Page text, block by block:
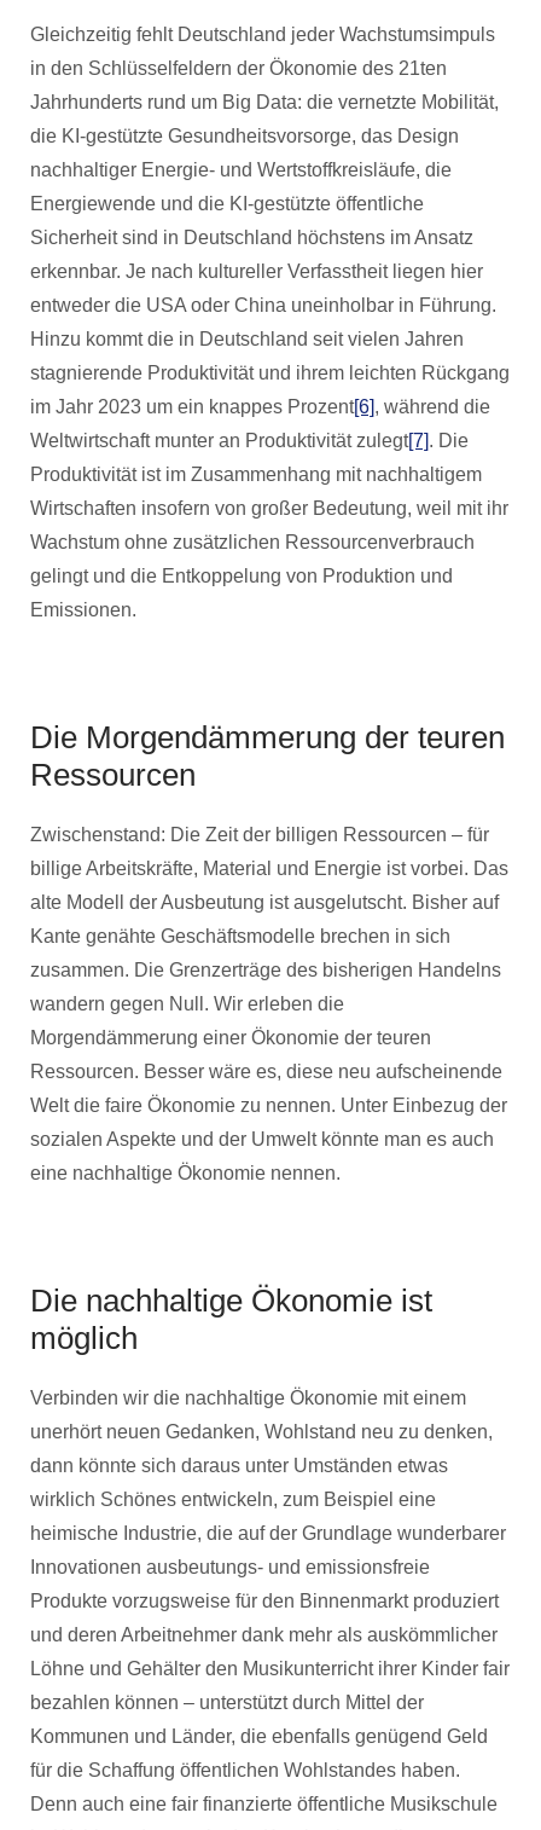
Gleichzeitig fehlt Deutschland jeder Wachstumsimpuls
in den Schlüsselfeldern der Ökonomie des 21ten
Jahrhunderts rund um Big Data: die vernetzte Mobilität,
die KI-gestützte Gesundheitsvorsorge, das Design
nachhaltiger Energie- und Wertstoffkreisläufe, die
Energiewende und die KI-gestützte öffentliche
Sicherheit sind in Deutschland höchstens im Ansatz
erkennbar. Je nach kultureller Verfasstheit liegen hier
entweder die USA oder China uneinholbar in Führung.
Hinzu kommt die in Deutschland seit vielen Jahren
stagnierende Produktivität und ihrem leichten Rückgang
im Jahr 2023 um ein knappes Prozent[6], während die
Weltwirtschaft munter an Produktivität zulegt[7]. Die
Produktivität ist im Zusammenhang mit nachhaltigem
Wirtschaften insofern von großer Bedeutung, weil mit ihr
Wachstum ohne zusätzlichen Ressourcenverbrauch
gelingt und die Entkoppelung von Produktion und
Emissionen.
Die Morgendämmerung der teuren
Ressourcen
Zwischenstand: Die Zeit der billigen Ressourcen – für
billige Arbeitskräfte, Material und Energie ist vorbei. Das
alte Modell der Ausbeutung ist ausgelutscht. Bisher auf
Kante genähte Geschäftsmodelle brechen in sich
zusammen. Die Grenzerträge des bisherigen Handelns
wandern gegen Null. Wir erleben die
Morgendämmerung einer Ökonomie der teuren
Ressourcen. Besser wäre es, diese neu aufscheinende
Welt die faire Ökonomie zu nennen. Unter Einbezug der
sozialen Aspekte und der Umwelt könnte man es auch
eine nachhaltige Ökonomie nennen.
Die nachhaltige Ökonomie ist
möglich
Verbinden wir die nachhaltige Ökonomie mit einem
unerhört neuen Gedanken, Wohlstand neu zu denken,
dann könnte sich daraus unter Umständen etwas
wirklich Schönes entwickeln, zum Beispiel eine
heimische Industrie, die auf der Grundlage wunderbarer
Innovationen ausbeutungs- und emissionsfreie
Produkte vorzugsweise für den Binnenmarkt produziert
und deren Arbeitnehmer dank mehr als auskömmlicher
Löhne und Gehälter den Musikunterricht ihrer Kinder fair
bezahlen können – unterstützt durch Mittel der
Kommunen und Länder, die ebenfalls genügend Geld
für die Schaffung öffentlichen Wohlstandes haben.
Denn auch eine fair finanzierte öffentliche Musikschule